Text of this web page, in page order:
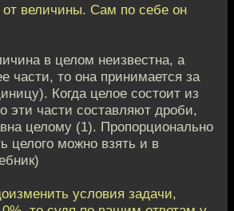
величины. Сам по себе он
в целом неизвестна, а
части, то она принимается за
Когда целое состоит из
эти части составляют дроби,
целому (1). Пропорционально
целого можно взять и в
условия задачи,